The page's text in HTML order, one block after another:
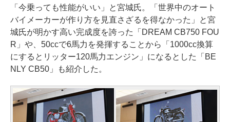
「今乗っても性能がいい」と宮城氏。「世界中のオート
バイメーカーが作り方を見直さざるを得なかった」と宮
城氏が明かす高い完成度を誇った「DREAM CB750 FOU
R」や、50ccで6馬力を発揮することから「1000cc換算
にするとリッター120馬力エンジン」になるとした「BE
NLY CB50」も紹介した。